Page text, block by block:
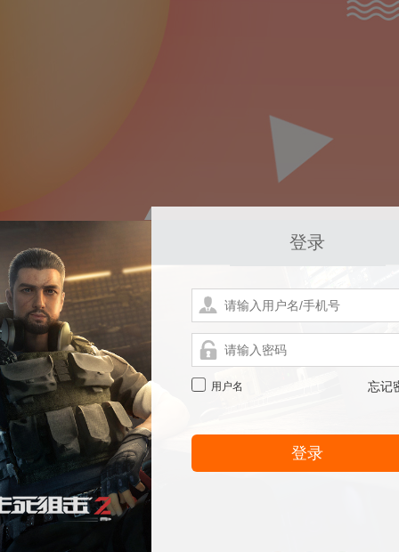
登录
用户名 忘记
登录